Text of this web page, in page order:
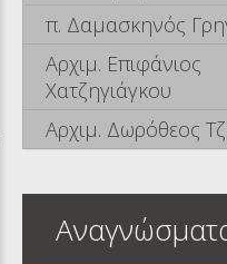
π. Δαμασκηνός
Αρχιμ. Επιφάνιος
Χατζηγιάγκου
Αρχιμ. Δωρόθεος